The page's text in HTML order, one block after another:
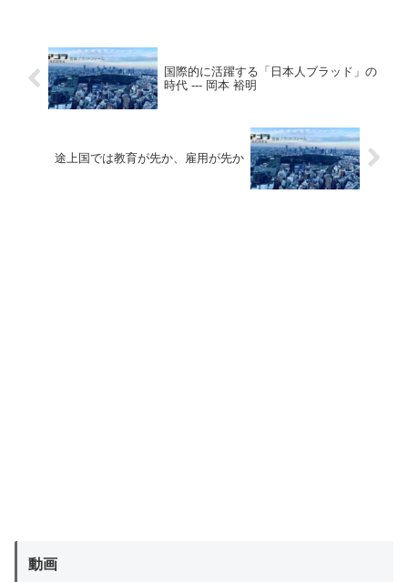
国際的に活躍する「日本人ブラッド」の
時代 --- 岡本 裕明
途上国では教育が先か、雇用が先か
動画